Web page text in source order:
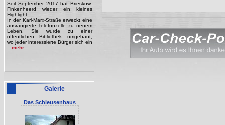
Seit September 2017 hat Brieskow-
Finkenheerd wieder ein kleines
Highlight.
In der Karl-Marx-Straße erweckt eine
ausrangierte Telefonzelle zu neuem
Leben. Sie wurde zu einer
öffentlichen Bibliothek umgebaut,
wo jeder interessierte Bürger sich ein
...mehr
Galerie
Das Schleusenhaus